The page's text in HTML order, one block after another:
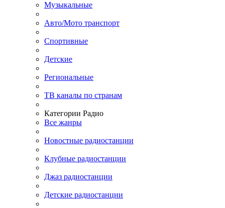
Музыкальные
Авто/Мото транспорт
Спортивные
Детские
Региональные
ТВ каналы по странам
Категории Радио
Все жанры
Новостные радиостанции
Клубные радиостанции
Джаз радиостанции
Детские радиостанции